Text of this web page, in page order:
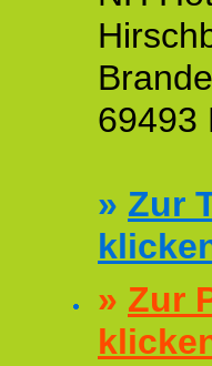
69493
» Zur
» Zur